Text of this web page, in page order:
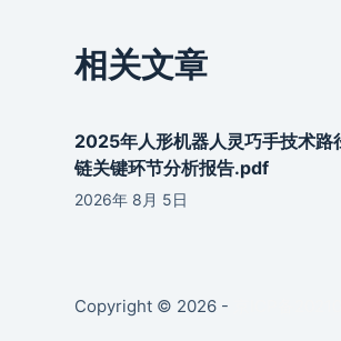
相关文章
2025年人形机器人灵巧手技术路
链关键环节分析报告.pdf
2026年 8月 5日
Copyright © 2026 -